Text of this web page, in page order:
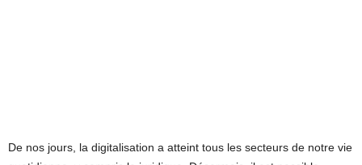
De nos jours, la digitalisation a atteint tous les secteurs de notre vie